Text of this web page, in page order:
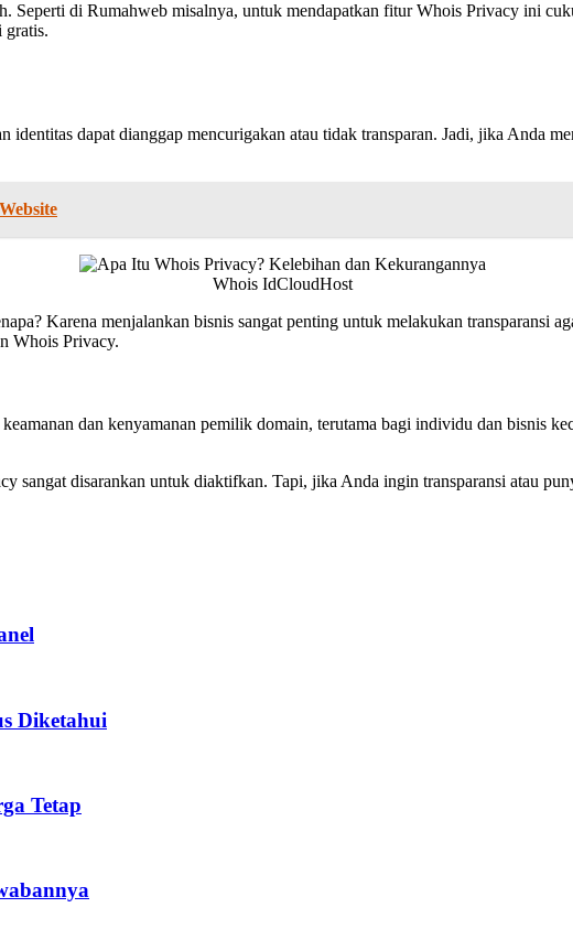
Seperti di Rumahweb misalnya, untuk mendapatkan fitur Whois Privacy ini
gratis.
dapat dianggap mencurigakan atau tidak transparan. Jadi, jika Anda
Whois IdCloudHost
Karena menjalankan bisnis sangat penting untuk melakukan transparansi
Whois Privacy.
dan kenyamanan pemilik domain, terutama bagi individu dan bisnis
sangat disarankan untuk diaktifkan. Tapi, jika Anda ingin transparansi atau
Diketahui
Tetap